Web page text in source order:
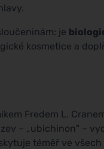
je
kosmetice a
Fredem L.
– „ubichinon" –
téměř ve